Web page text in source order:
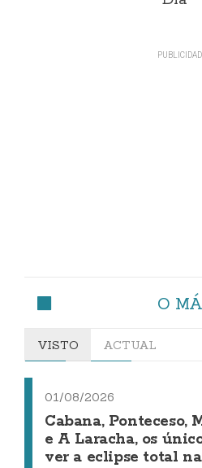
O
VISTO ACTUAL
01/08/2026
Cabana, Ponteceso,
e A Laracha, os
ver a eclipse total